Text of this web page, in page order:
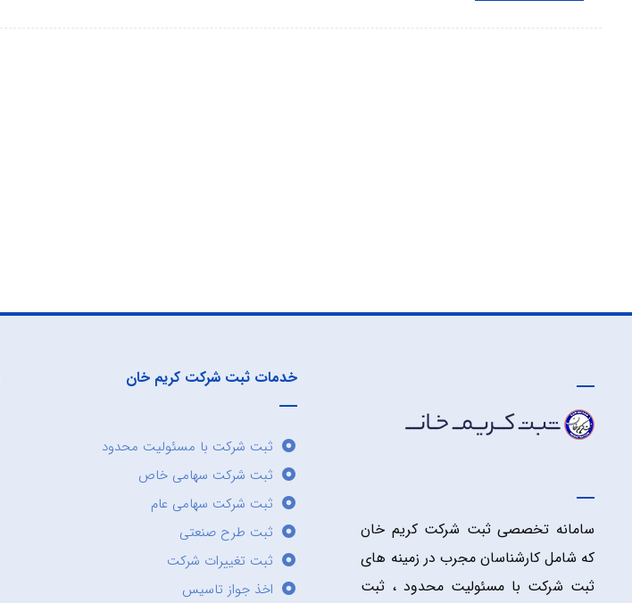
سامانه تخصصی ثبت شرکت کریم خان
که شامل کارشناسان مجرب در زمینه های
ثبت شرکت با مسئولیت محدود ، ثبت
خدمات ثبت شرکت کریم خان
ثبت شرکت با مسئولیت محدود
ثبت شرکت سهامی خاص
ثبت شرکت سهامی عام
ثبت طرح صنعتی
ثبت تغییرات شرکت
اخذ جواز تاسیس